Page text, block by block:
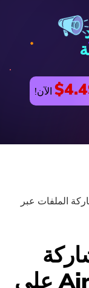
الآن!
اشتري الآن
الملفات عبر
الملفات عبر AirDrop على